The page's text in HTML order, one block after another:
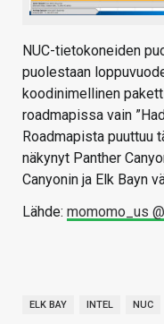
NUC-tietokoneiden
puolestaan
koodinimellinen
roadmapissa vain
Roadmapista puuttuu
näkynyt Panther
Canyonin ja Elk Bayn
Lähde: momomo_us
ELK BAY INTEL NUC